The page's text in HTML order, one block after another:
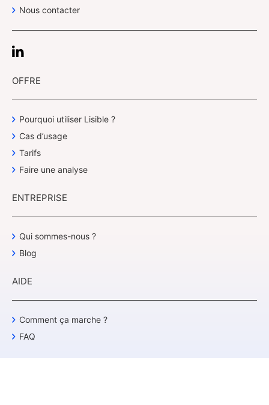
Nous contacter
OFFRE
Pourquoi utiliser Lisible ?
Cas d’usage
Tarifs
Faire une analyse
ENTREPRISE
Qui sommes-nous ?
Blog
AIDE
Comment ça marche ?
FAQ